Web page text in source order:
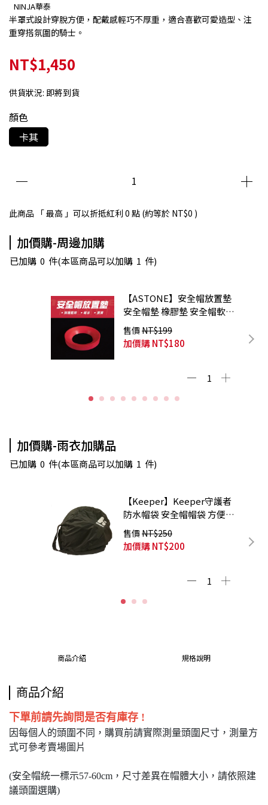
NINJA華泰
半罩式設計穿脫方便，配戴感輕巧不厚重，適合喜歡可愛造型、注
重穿搭氛圍的騎士。
NT$1,450
供貨狀況: 即將到貨
顏色
卡其
此商品 「 最高 」可以折抵紅利 0 點 (約等於 NT$0 )
加價購-周邊加購
已加購 0 件(本區商品可以加購 1 件)
【ASTONE】安全帽放置墊
安全帽墊 橡膠墊 安全帽軟墊
展示墊 防滑墊
售價 NT$199
加價購NT$180
加價購-雨衣加購品
已加購 0 件(本區商品可以加購 1 件)
【Keeper】Keeper守護者
防水帽袋 安全帽帽袋 方便攜
帶 超大容量
售價 NT$250
加價購NT$200
商品介紹 規格說明
商品介紹
下單前請先詢問是否有庫存 !
因每個人的頭圍不同，購買前請實際測量頭圍尺寸，測量方
式可參考賣場圖片
(安全帽統一標示57-60cm，尺寸差異在帽體大小，請依照建
議頭圍選購)